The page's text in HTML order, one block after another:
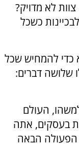
לא מדויק?
כשכל
כדי להמחיש שכל
שלושה דברים:
העולם
בעסקים, אתה
הפעולה הבאה